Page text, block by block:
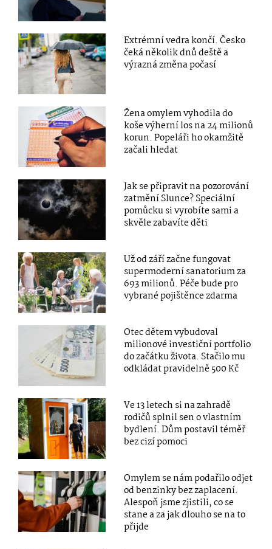
Extrémní vedra končí. Česko
čeká několik dnů deště a
výrazná změna počasí
Žena omylem vyhodila do
koše výherní los na 24 milionů
korun. Popeláři ho okamžitě
začali hledat
Jak se připravit na pozorování
zatmění Slunce? Speciální
pomůcku si vyrobíte sami a
skvěle zabavíte děti
Už od září začne fungovat
supermoderní sanatorium za
693 milionů. Péče bude pro
vybrané pojištěnce zdarma
Otec dětem vybudoval
milionové investiční portfolio
do začátku života. Stačilo mu
odkládat pravidelně 500 Kč
Ve 13 letech si na zahradě
rodičů splnil sen o vlastním
bydlení. Dům postavil téměř
bez cizí pomoci
Omylem se nám podařilo odjet
od benzinky bez zaplacení.
Alespoň jsme zjistili, co se
stane a za jak dlouho se na to
přijde